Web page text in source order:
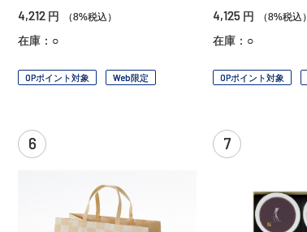
4,212 円 （8%税込）
在庫：○
OPポイント対象 Web限定
4,125 円 （8%税込）
在庫：○
OPポイント対象
6 7